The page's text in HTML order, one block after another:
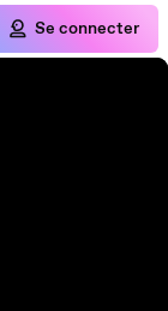
Se connecter